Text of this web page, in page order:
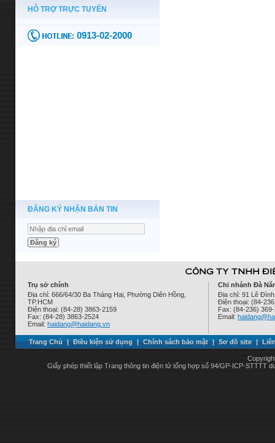
ĐĂNG KÝ NHẬN BẢN TIN
Trụ sở chính
Địa chỉ: 666/64/30 Ba Tháng Hai, Phường Diên Hồng,
TP.HCM
Điện thoại: (84-28) 3863-2159
Fax: (84-28) 3863-2524
Email: haidang@haidang.vn
Chi nhánh Đà
Địa chỉ: 91 Lê
Điện thoại: (84-
Fax: (84-236)
Email:
Trang Chủ | Điều kiện sử dụng | Chính sách bảo mật | Sơ đồ site |
Giấy phép thiết lập Trang thông tin điện tử tổng hợp số 94/GP-ICP-STTTT